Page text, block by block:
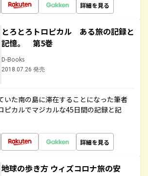
詳細を見る
とろとろトロピカル ある旅の記録と
記憶。 第5巻
D-Books
2018.07.26 発売
いた南の島に滞在することになった筆者
ピカルでマジカルな45日間の記録と記
詳細を見る
地球の歩き方 ウィズコロナ旅の安